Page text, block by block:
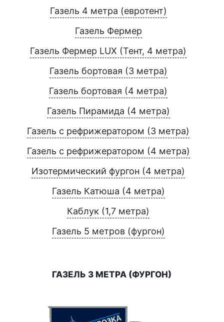
Газель 4 метра (евротент)
Газель Фермер
Газель Фермер LUX (Тент, 4 метра)
Газель бортовая (3 метра)
Газель бортовая (4 метра)
Газель Пирамида (4 метра)
Газель с рефрижератором (3 метра)
Газель с рефрижератором (4 метра)
Изотермический фургон (4 метра)
Газель Катюша (4 метра)
Каблук (1,7 метра)
Газель 5 метров (фургон)
ГАЗЕЛЬ 3 МЕТРА (ФУРГОН)